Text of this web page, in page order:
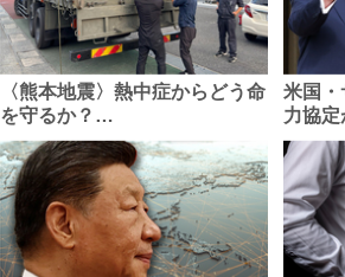
〈熊本地震〉熱中症からどう命
を守るか？…
米国・
力協